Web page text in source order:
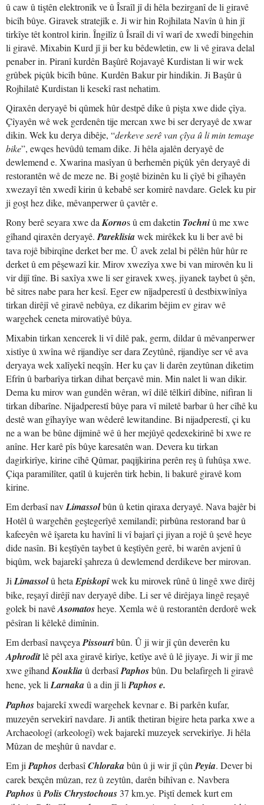
û caw û tiştên elektronîk ve û Îsraîl jî di hêla bezirganî de li giravê
bicîh bûye. Giravek stratejîk e. Ji wir hin Rojhilata Navîn û hin jî
tirkîye têt kontrol kirin. Îngilîz û Îsraîl di vî warî de xwedî bingehin
li giravê. Mixabin Kurd jî ji ber ku bêdewletin, ew li vê girava delal
penaber in. Piranî kurdên Başûrê Rojavayê Kurdistan li wir wek
grûbek piçûk bicîh bûne. Kurdên Bakur pir hindikin. Ji Başûr û
Rojhilatê Kurdistan li kesekî rast nehatim.
Qiraxên deryayê bi qûmek hûr destpê dike û pişta xwe dide çîya.
Çîyayên wê wek gerdenên tije mercan xwe bi ser deryayê de xwar
dikin. Wek ku derya dibêje, “derkeve serê van çîya û li min temaşe
bike”, ewqes hevûdû temam dike. Ji hêla ajalên deryayê de
dewlemend e. Xwarina masîyan û berhemên piçûk yên deryayê di
restorantên wê de meze ne. Bi goştê bizinên ku li çîyê bi gîhayên
xwezayî tên xwedî kirin û kebabê ser komirê navdare. Gelek ku pir
ji goşt hez dike, mêvanperwer û çavtêr e.
Rony berê seyara xwe da Kornos û em daketin Tochniû me xwe
gîhand qiraxên deryayê. Pareklisiawek mirêkek ku li ber avê bi
tava rojê bibirqîne derket ber me. Û avek zelal bi pêlên hûr hûr re
derket û em pêşewazî kir. Mirov xwezîya xwe bi van mirovên ku li
vir dijî tîne. Bi saxîya xwe li ser giravek xweş, jiyanek taybet û şên,
bê sitres nabe para her kesî. Eger ew nîjadperestî û destbixwînîya
tirkan dirêjî vê giravê nebûya, ez dikarim bêjim ev girav wê
wargehek ceneta mirovatîyê bûya.
Mixabin tirkan xencerek li vî dilê pak, germ, dildar û mêvanperwer
xistîye û xwîna wê rijandîye ser dara Zeytûnê, rijandîye ser vê ava
deryaya wek xalîyekî neqşîn. Her ku çav li darên zeytûnan diketim
Efrîn û barbarîya tirkan dihat berçavê min. Min nalet li wan dikir.
Dema ku mirov wan gundên wêran, wî dilê têlkirî dibîne, nifiran li
tirkan dibarîne. Nijadperestî bûye para vî miletê barbar û her cîhê ku
destê wan gîhayîye wan wêderê lewitandine. Bi nijadperestî, çi ku
ne a wan be bûne dijminê wê û her mejûyê qedexekirinê bi xwe re
anîne. Her karê pîs bûye karesatên wan. Devera ku tirkan
dagirkirîye, kirine cîhê Qûmar, paqijkirina perên reş û fuhûşa xwe.
Çiqa paramilîter, qatîl û kujerên tirk hebin, li bakurê giravê kom
kirine.
Em derbasî navLimassolbûn û ketin qiraxa deryayê. Nava bajêr bi
Hotêl û wargehên geştegerîyê xemilandî; pirbûna restorand bar û
kafeeyên wê îşareta ku havînî li vî bajarî çi jiyan a rojê û şevê heye
dide nasîn. Bi keştîyên taybet û keştîyên gerê, bi warên avjenî û
biqûm, wek bajarekî şahreza û dewlemend derdikeve ber mirovan.
Ji Lîmassolû heta Episkopîwek ku mirovek rûnê û lingê xwe dirêj
bike, reşayî dirêjî nav deryayê dibe. Li ser vê dirêjaya lingê reşayê
golek bi navêAsomatosheye. Xemla wê û restorantên derdorê wek
pêsîran li kêlekê dimînin.
Em derbasî navçeya Pissourîbûn. Û ji wir jî çûn deverên ku
Aphrodîtlê pêl axa giravê kirîye, ketîye avê û lê jiyaye. Ji wir jî me
xwe gîhand Koukliaû derbasîPaphosbûn. Du belafirgeh li giravê
hene, yek li Larnakaû a din jî li Paphos e.
Paphosbajarekî xwedî wargehek kevnar e. Bi parkên kufar,
muzeyên servekirî navdare. Ji antîk thetiran bigire heta parka xwe a
Archaeologî (arkeologî) wek bajarekî muzeyek servekirîye. Ji hêla
Mûzan de meşhûr û navdar e.
Em ji PaphosderbasîChlorakabûn û ji wir jî çûn Peyia. Dever bi
carek bexçên mûzan, rez û zeytûn, darên bihîvan e. Navbera
Paphosû Polis Chrystochous 37 km.ye. Piştî demek kurt em